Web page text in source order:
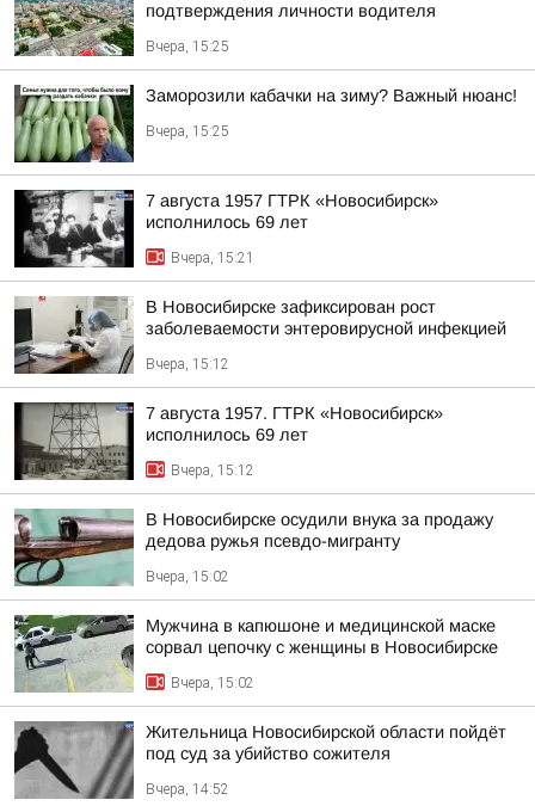
подтверждения личности водителя
Вчера, 15:25
Заморозили кабачки на зиму? Важный нюанс!
Вчера, 15:25
7 августа 1957 ГТРК «Новосибирск»
исполнилось 69 лет
Вчера, 15:21
В Новосибирске зафиксирован рост
заболеваемости энтеровирусной инфекцией
Вчера, 15:12
7 августа 1957. ГТРК «Новосибирск»
исполнилось 69 лет
Вчера, 15:12
В Новосибирске осудили внука за продажу
дедова ружья псевдо-мигранту
Вчера, 15:02
Мужчина в капюшоне и медицинской маске
сорвал цепочку с женщины в Новосибирске
Вчера, 15:02
Жительница Новосибирской области пойдёт
под суд за убийство сожителя
Вчера, 14:52